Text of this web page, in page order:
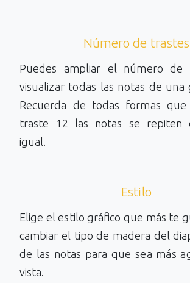
Número de trastes
Puedes ampliar el número de
visualizar todas las notas de una
Recuerda de todas formas
traste 12 las notas se repiten
igual.
Estilo
Elige el estilo gráfico que más te
cambiar el tipo de madera del
de las notas para que sea más
vista.